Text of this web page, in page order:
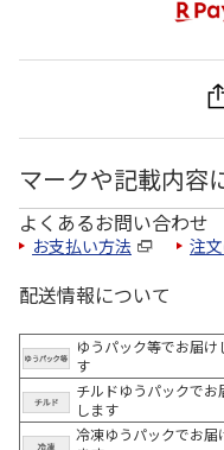
マークや記載内容
よくあるお問い合わせ
お支払い方法 注
配送情報について
ゆうパック等でお届け
す
チルドゆうパックでお
します
冷凍ゆうパックでお届